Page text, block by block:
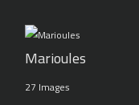
Marioules
27 Images